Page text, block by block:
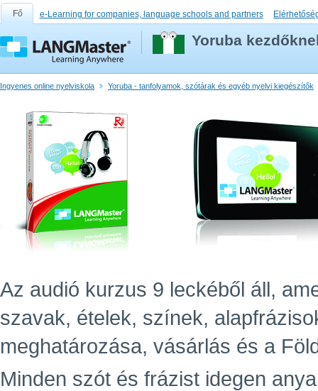
Fő e-Learning for companies, language schools and partners
Yoruba
Ingyenes online nyelviskola Yoruba - tanfolyamok, szótárak és egyéb nyelvi kiegészítők
Az audió kurzus 9 leckéből áll,
szavak, ételek, színek,
meghatározása, vásárlás és a
Minden szót és frázist idegen